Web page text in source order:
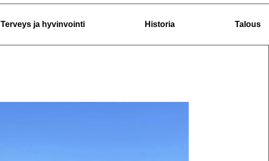
Terveys ja hyvinvointi Historia Talous